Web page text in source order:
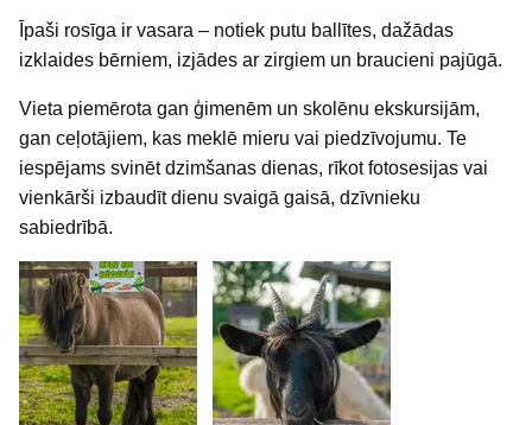
Īpaši rosīga ir vasara – notiek putu ballītes, dažādas
izklaides bērniem, izjādes ar zirgiem un braucieni pajūgā.
Vieta piemērota gan ģimenēm un skolēnu ekskursijām,
gan ceļotājiem, kas meklē mieru vai piedzīvojumu. Te
iespējams svinēt dzimšanas dienas, rīkot fotosesijas vai
vienkārši izbaudīt dienu svaigā gaisā, dzīvnieku
sabiedrībā.